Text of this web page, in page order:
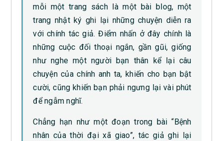
mỗi một trang sách là một bài blog, một
trang nhật ký ghi lại những chuyện diễn ra
với chính tác giả. Điểm nhấn ở đây chính là
những cuộc đối thoại ngắn, gần gũi, giống
như nghe một người bạn thân kể lại câu
chuyện của chính anh ta, khiến cho bạn bật
cười, cũng khiến bạn phải ngưng lại vài phút
để ngẫm nghĩ.
Chẳng hạn như một đoạn trong bài “Bệnh
nhân của thời đại xã giao”, tác giả ghi lại